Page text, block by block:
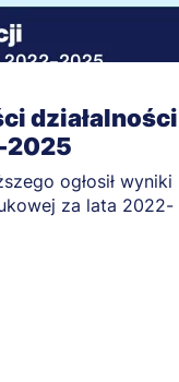
działalności
2025
ogłosił wyniki
za lata 2022-